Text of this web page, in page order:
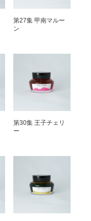
第27集 甲南マルー
ン
第30集 王子チェリ
ー